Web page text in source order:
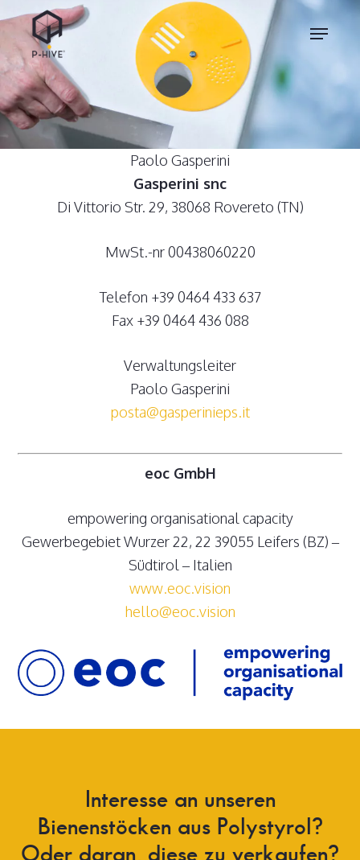
Skip
main
content
Menu
Paolo Gasperini
Gasperini snc
Di Vittorio Str. 29, 38068 Rovereto (TN)
MwSt.-nr 00438060220
Telefon +39 0464 433 637
Fax +39 0464 436 088
Verwaltungsleiter
Paolo Gasperini
posta@gasperinieps.it
eoc GmbH
empowering organisational capacity
Gewerbegebiet Wurzer 22, 22 39055 Leifers (BZ) –
Südtirol – Italien
www.eoc.vision
hello@eoc.vision
Interesse an unseren
Bienenstöcken aus Polystyrol?
Oder daran, diese zu verkaufen?